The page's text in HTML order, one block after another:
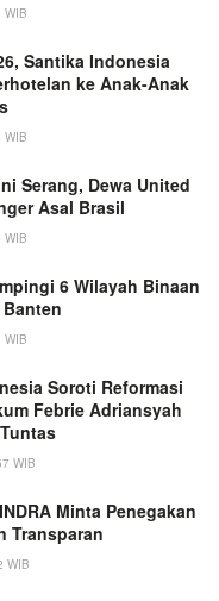
Santika Indonesia
ke Anak-Anak
Serang, Dewa United
Asal Brasil
6 Wilayah Binaan
Soroti Reformasi
Febrie Adriansyah
WIB
Minta Penegakan
Transparan
WIB